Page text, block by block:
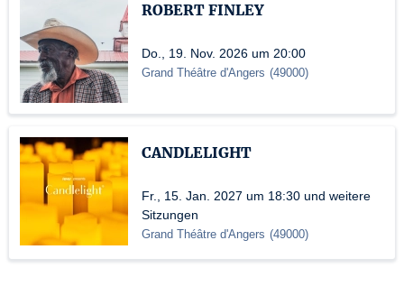
ROBERT FINLEY
Do., 19. Nov. 2026 um 20:00
Grand Théâtre d'Angers (49000)
CANDLELIGHT
Fr., 15. Jan. 2027 um 18:30 und weitere
Sitzungen
Grand Théâtre d'Angers (49000)